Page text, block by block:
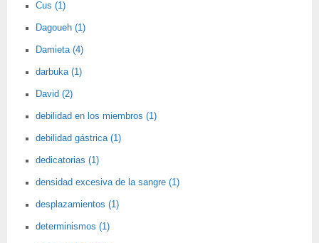
Cus (1)
Dagoueh (1)
Damieta (4)
darbuka (1)
David (2)
debilidad en los miembros (1)
debilidad gástrica (1)
dedicatorias (1)
densidad excesiva de la sangre (1)
desplazamientos (1)
determinismos (1)